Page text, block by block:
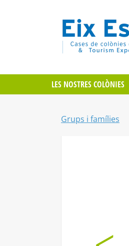
LES NOSTRES COLÒNIES
Grups i famílies